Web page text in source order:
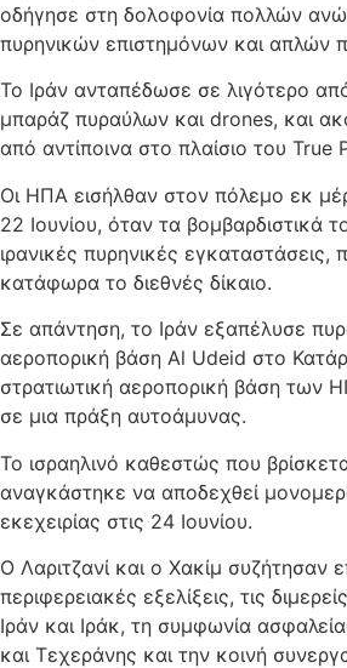
οδήγησε στη δολοφονία πολλών
πυρηνικών επιστημόνων και απλών
Το Ιράν ανταπέδωσε σε λιγότερο
μπαράζ πυραύλων και drones, και
από αντίποινα στο πλαίσιο του True
Οι ΗΠΑ εισήλθαν στον πόλεμο εκ
22 Ιουνίου, όταν τα βομβαρδιστικά
ιρανικές πυρηνικές εγκαταστάσεις,
κατάφωρα το διεθνές δίκαιο.
Σε απάντηση, το Ιράν εξαπέλυσε
αεροπορική βάση Al Udeid στο
στρατιωτική αεροπορική βάση των
σε μια πράξη αυτοάμυνας.
Το ισραηλινό καθεστώς που
αναγκάστηκε να αποδεχθεί
εκεχειρίας στις 24 Ιουνίου.
Ο Λαριτζανί και ο Χακίμ συζήτησαν
περιφερειακές εξελίξεις, τις
Ιράν και Ιράκ, τη συμφωνία
και Τεχεράνης και την κοινή